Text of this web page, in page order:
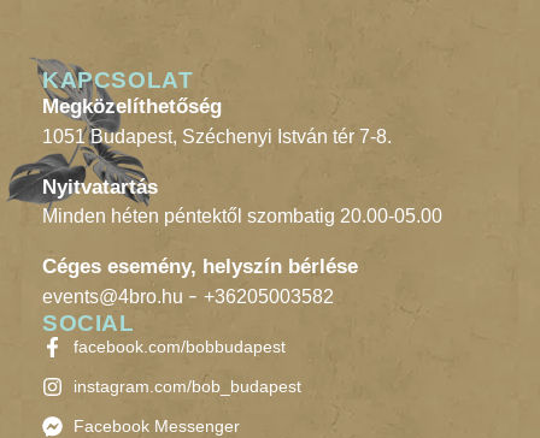
KAPCSOLAT
Megközelíthetőség
1051 Budapest, Széchenyi István tér 7-8.
Nyitvatartás
Minden héten péntektől szombatig 20.00-05.00
Céges esemény, helyszín bérlése
events@4bro.hu - +36205003582
SOCIAL
facebook.com/bobbudapest
instagram.com/bob_budapest
Facebook Messenger